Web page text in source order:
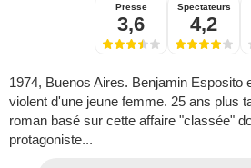
Presse
3,6
Spectateurs
4,2
1974, Buenos Aires. Benjamin Esposito
violent d'une jeune femme. 25 ans plus
roman basé sur cette affaire "classée"
protagoniste...